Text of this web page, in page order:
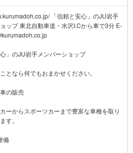
「信頼と安心」のJU岩手
ップ 東北自動車道・水沢I.Cから車で3分 E-
心」のJU岩手メンバーショップ
となら何でもおまかせください。
の販売
ーからスポーツカーまで豊富な車種を取り
す。
備